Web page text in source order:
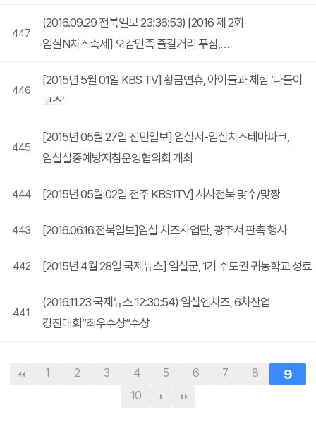
447
(2016.09.29 전북일보 23:36:53) [2016 제 2회
임실N치즈축제] 오감만족 즐길거리 푸짐,…
446
[2015년 5월 01일 KBS TV] 황금연휴, 아이들과 체험 ‘나들이
코스’
445
[2015년 05월 27일 전민일보] 임실서-임실치즈테마파크,
임실실종예방지침운영협의회 개최
444 [2015년 05월 02일 전주 KBS1TV] 시사전북 맞수/맞짱
443 [2016.06.16.전북일보]임실 치즈사업단, 광주서 판촉 행사
442 [2015년 4월 28일 국제뉴스] 임실군, 1기 수도권 귀농학교 성료
441
(2016.11.23 국제뉴스 12:30:54) 임실엔치즈, 6차산업
경진대회“최우수상”수상
1 2 3 4 5 6 7 8 9
10